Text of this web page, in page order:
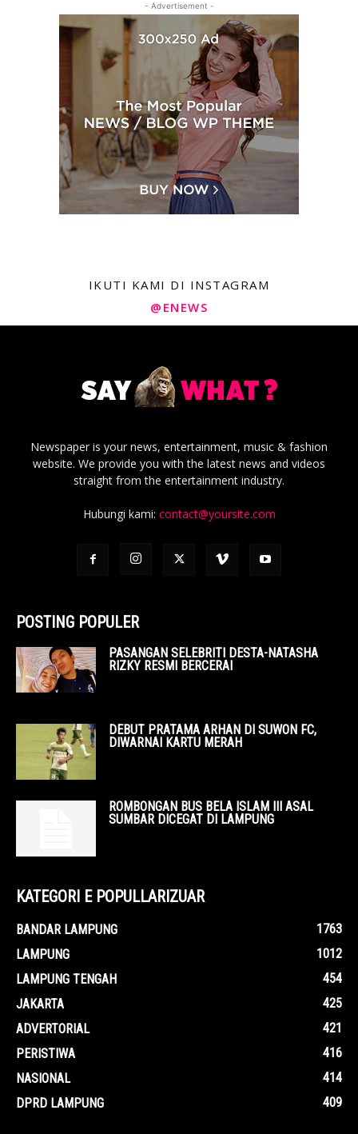
- Advertisement -
IKUTI KAMI DI INSTAGRAM
@ENEWS
Newspaper is your news, entertainment, music & fashion
website. We provide you with the latest news and videos
straight from the entertainment industry.
Hubungi kami: contact@yoursite.com
POSTING POPULER
PASANGAN SELEBRITI DESTA-NATASHA
RIZKY RESMI BERCERAI
DEBUT PRATAMA ARHAN DI SUWON FC,
DIWARNAI KARTU MERAH
ROMBONGAN BUS BELA ISLAM III ASAL
SUMBAR DICEGAT DI LAMPUNG
KATEGORI E POPULLARIZUAR
BANDAR LAMPUNG
1763
LAMPUNG
1012
LAMPUNG TENGAH
454
JAKARTA
425
ADVERTORIAL
421
PERISTIWA
416
NASIONAL
414
DPRD LAMPUNG
409